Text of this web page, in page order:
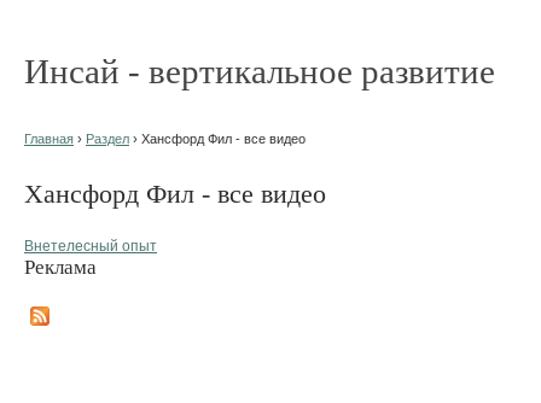
Инсай - вертикальное развитие
Главная › Раздел › Хансфорд Фил - все видео
Хансфорд Фил - все видео
Внетелесный опыт
Реклама